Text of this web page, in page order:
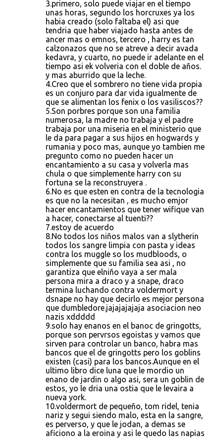
3.primero, solo puede viajar en el tiempo
unas horas, segundo los horcruxes ya los
habia creado (solo faltaba el) asi que
tendria que haber viajado hasta antes de
ancer mas o emnos, tercero , harry es tan
calzonazos que no se atreve a decir avada
kedavra, y cuarto, no puede ir adelante en el
tiempo asi ek volveria con el doble de años.
y mas aburrido que la leche.
4.Creo que el sombrero no tiene vida propia
es un conjuro para dar vida igualmente de
que se alimentan los fenix o los vasiliscos??
5.Son porbres porque son una familia
numerosa, la madre no trabaja y el padre
trabaja por una miseria en el ministerio que
le da para pagar a sus hijos en hogwards y
rumania y poco mas, aunque yo tambien me
pregunto como no pueden hacer un
encantamiento a su casa y volverla mas
chula o que simplemente harry con su
fortuna se la reconstruyera .
6.No es que esten en contra de la tecnologia
es que no la necesitan , es mucho emjor
hacer encantamientos que tener wifique van
a hacer, conectarse al tuenti??
7.estoy de acuerdo
8.No todos los niños malos van a slytherin
todos los sangre limpia con pasta y ideas
contra los muggle so los mudbloods, o
simplemente que su familia sea asi , no
garantiza que elniño vaya a ser mala
persona mira a draco y a snape, draco
termina luchando contra voldermort y
dsnape no hay que decirlo es mejor persona
que dumbledore.jajajajajaja asociacion neo
nazis xddddd
9.solo hay enanos en el banoc de gringotts,
porque son pervrsos egoistas y vamos que
sirven para controlar un banco, habra mas
bancos que el de gringotts pero los goblins
existen (casi) para los bancos.Aunque en el
ultimo libro dice luna que le mordio un
enano de jardin o algo asi, sera un goblin de
estos, yo le dria una ostia que le levaira a
nueva york.
10.voldermort de pequeño, tom ridel, tenia
nariz y segui siendo malo, esta en la sangre,
es perverso, y que le jodan, a demas se
aficiono a la eroina y asi le quedo las napias